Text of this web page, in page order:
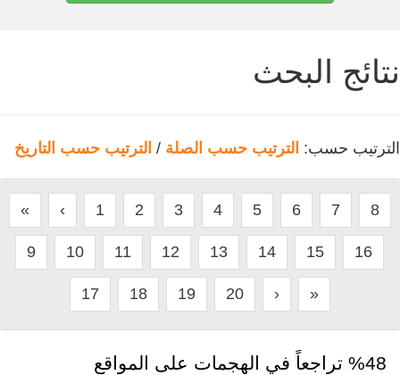
نتائج البحث
الترتيب حسب: الترتيب حسب الصلة / الترتيب حسب التاريخ
« ‹ 1 2 3 4 5 6 7 8
9 10 11 12 13 14 15 16
17 18 19 20 › »
%48 تراجعاً في الهجمات على المواقع